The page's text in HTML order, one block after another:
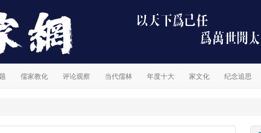
儒家教化 评论观察 当代儒林 年度十大 家文化 纪念追思